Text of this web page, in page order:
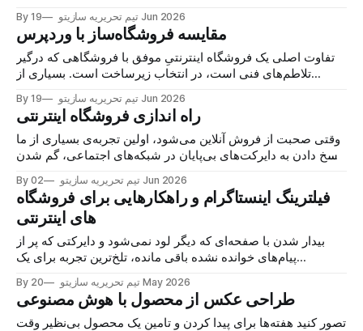
خودتان می‌بینید که چه اتفاقی افتاده و متوجه می‌شوید شاید
By تیم تحریریه سازیتو 19 Jun 2026
مقایسه فروشگاه‌ساز با وردپرس
تفاوت اصلی یک فروشگاه اینترنتیِ موفق با فروشگاهی که درگیر
تلاطم‌های فنی است، در انتخاب زیرساخت است. بسیاری از
روبرو می‌شوند، به اشتباه تصور می‌کنند که وردپرس به دلیل
محبوبیت، انتخاب پیش‌فرض برای همه
By تیم تحریریه سازیتو 19 Jun 2026
راه اندازی فروشگاه اینترنتی
وقتی صحبت از فروش آنلاین می‌شود، اولین تجربه‌ی بسیاری از ما
پاسخ دادن به دایرکت‌های بی‌پایان در شبکه‌های اجتماعی، گم شدن
داشتن یک صفحه برای شروع عالی است، اما برای یک کسب‌وکار
By تیم تحریریه سازیتو 02 Jun 2026
فیلترینگ اینستاگرام و راهکارهایی برای فروشگاه
های اینترنتی
بیدار شدن با صفحه‌ای که دیگر لود نمی‌شود و دایرکتی که پر از
پیام‌های خوانده نشده باقی مانده، تلخ‌ترین تجربه برای یک
نشان داد که ساختن یک امپراتوری فروش روی زمینی که متعلق به
خودمان
By تیم تحریریه سازیتو 20 May 2026
طراحی عکس از محصول با هوش مصنوعی
تصور کنید هفته‌ها برای پیدا کردن و تامین یک محصول بی‌نظیر وقت